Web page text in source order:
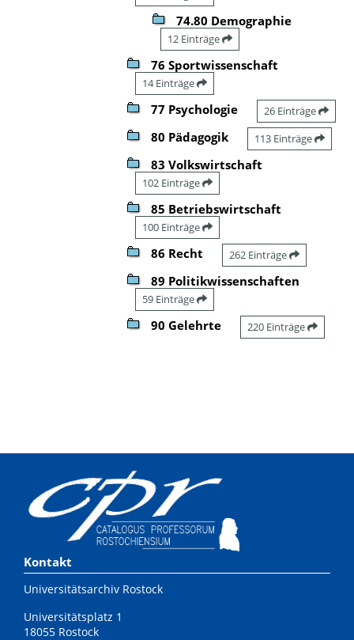
74.80 Demographie
12 Einträge
76 Sportwissenschaft
14 Einträge
77 Psychologie 26 Einträge
80 Pädagogik 113 Einträge
83 Volkswirtschaft
102 Einträge
85 Betriebswirtschaft
100 Einträge
86 Recht 262 Einträge
89 Politikwissenschaften
59 Einträge
90 Gelehrte 220 Einträge
Kontakt
Universitätsarchiv Rostock
Universitätsplatz 1
18055 Rostock